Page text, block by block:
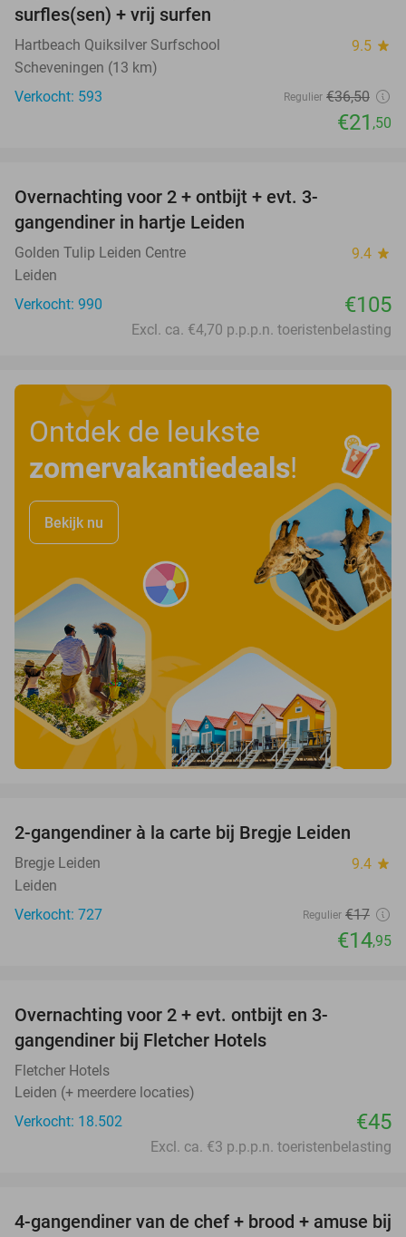
surfles(sen) + vrij surfen
Hartbeach Quiksilver Surfschool 9.5 star
Scheveningen (13 km)
Verkocht: 593
Regulier €36,50
€21 ,50
Overnachting voor 2 + ontbijt + evt. 3-
gangendiner in hartje Leiden
Golden Tulip Leiden Centre 9.4 star
Leiden
Verkocht: 990
€105
Excl. ca. €4,70 p.p.p.n. toeristenbelasting
Ontdek de leukste
zomervakantiedeals!
Bekijk nu
2-gangendiner à la carte bij Bregje Leiden
Bregje Leiden 9.4 star
Leiden
Verkocht: 727
Regulier €17
€14,95
Overnachting voor 2 + evt. ontbijt en 3-
gangendiner bij Fletcher Hotels
Fletcher Hotels
Leiden (+ meerdere locaties)
Verkocht: 18.502
€45
Excl. ca. €3 p.p.p.n. toeristenbelasting
44%
4-gangendiner van de chef + brood + amuse bij